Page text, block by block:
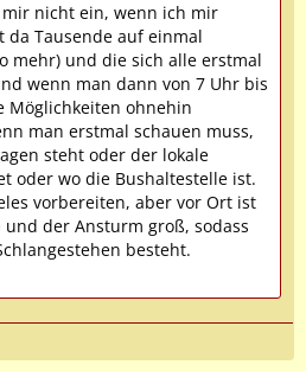
nicht ein, wenn ich mir
da Tausende auf einmal
mehr) und die sich alle erstmal
wenn man dann von 7 Uhr bis
Möglichkeiten ohnehin
man erstmal schauen muss,
steht oder der lokale
oder wo die Bushaltestelle ist.
vorbereiten, aber vor Ort ist
der Ansturm groß, sodass
besteht.